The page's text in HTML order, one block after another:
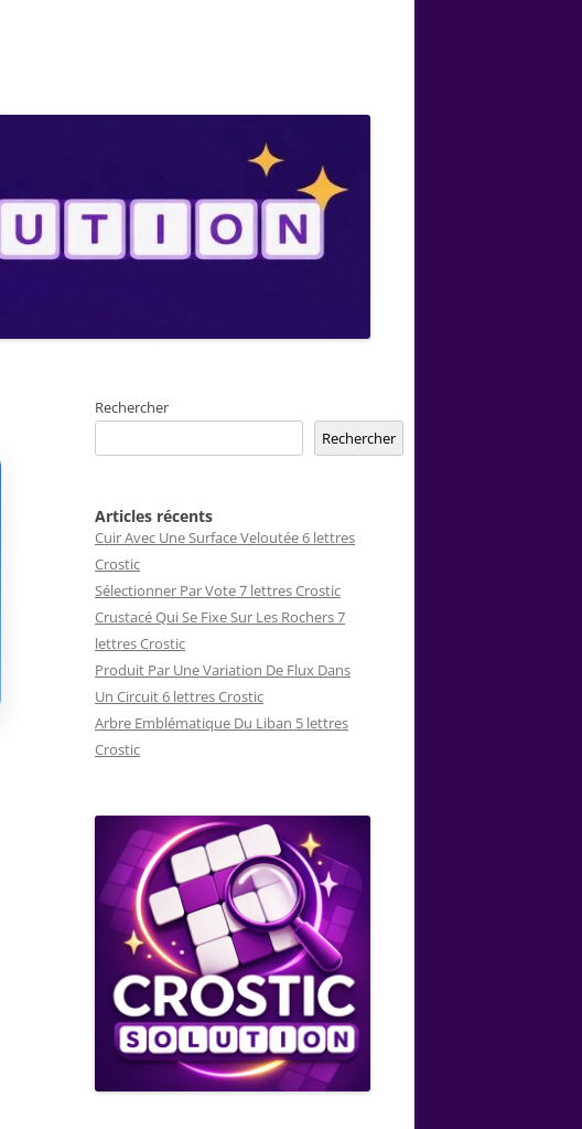
Rechercher
Rechercher
Articles récents
Cuir Avec Une Surface Veloutée 6 lettres
Crostic
Sélectionner Par Vote 7 lettres Crostic
Crustacé Qui Se Fixe Sur Les Rochers 7
lettres Crostic
Produit Par Une Variation De Flux Dans
Un Circuit 6 lettres Crostic
Arbre Emblématique Du Liban 5 lettres
Crostic